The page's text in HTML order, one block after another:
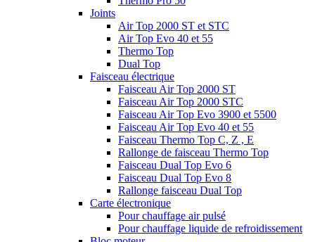
Joints
Air Top 2000 ST et STC
Air Top Evo 40 et 55
Thermo Top
Dual Top
Faisceau électrique
Faisceau Air Top 2000 ST
Faisceau Air Top 2000 STC
Faisceau Air Top Evo 3900 et 5500
Faisceau Air Top Evo 40 et 55
Faisceau Thermo Top C, Z , E
Rallonge de faisceau Thermo Top
Faisceau Dual Top Evo 6
Faisceau Dual Top Evo 8
Rallonge faisceau Dual Top
Carte électronique
Pour chauffage air pulsé
Pour chauffage liquide de refroidissement